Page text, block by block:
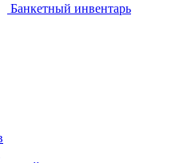
Банкетный инвентарь